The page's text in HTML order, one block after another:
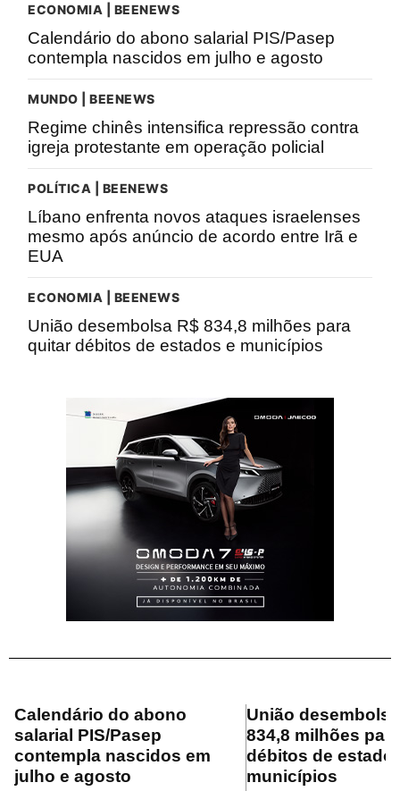
ECONOMIA | BEENEWS
Calendário do abono salarial PIS/Pasep
contempla nascidos em julho e agosto
MUNDO | BEENEWS
Regime chinês intensifica repressão contra
igreja protestante em operação policial
POLÍTICA | BEENEWS
Líbano enfrenta novos ataques israelenses
mesmo após anúncio de acordo entre Irã e
EUA
ECONOMIA | BEENEWS
União desembolsa R$ 834,8 milhões para
quitar débitos de estados e municípios
Calendário do abono
salarial PIS/Pasep
contempla nascidos em
julho e agosto
União
834,8 milhões
débitos de
municípios